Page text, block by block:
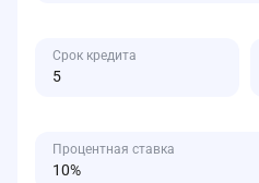
Срок кредита
Процентная ставка